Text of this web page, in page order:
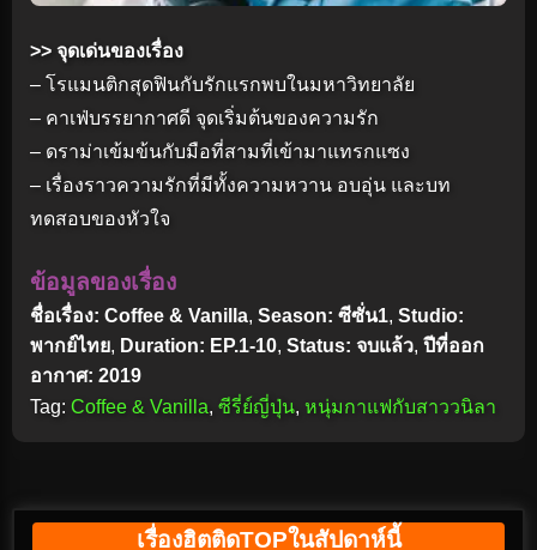
>> จุดเด่นของเรื่อง
– โรแมนติกสุดฟินกับรักแรกพบในมหาวิทยาลัย
– คาเฟ่บรรยากาศดี จุดเริ่มต้นของความรัก
– ดราม่าเข้มข้นกับมือที่สามที่เข้ามาแทรกแซง
– เรื่องราวความรักที่มีทั้งความหวาน อบอุ่น และบท
ทดสอบของหัวใจ
ข้อมูลของเรื่อง
ชื่อเรื่อง: Coffee & Vanilla, Season: ซีซั่น1, Studio:
พากย์ไทย, Duration: EP.1-10, Status: จบแล้ว, ปีที่ออก
อากาศ: 2019
Tag: Coffee & Vanilla, ซีรี่ย์ญี่ปุ่น, หนุ่มกาแฟกับสาววนิลา
เรื่องฮิตติดTOPในสัปดาห์นี้